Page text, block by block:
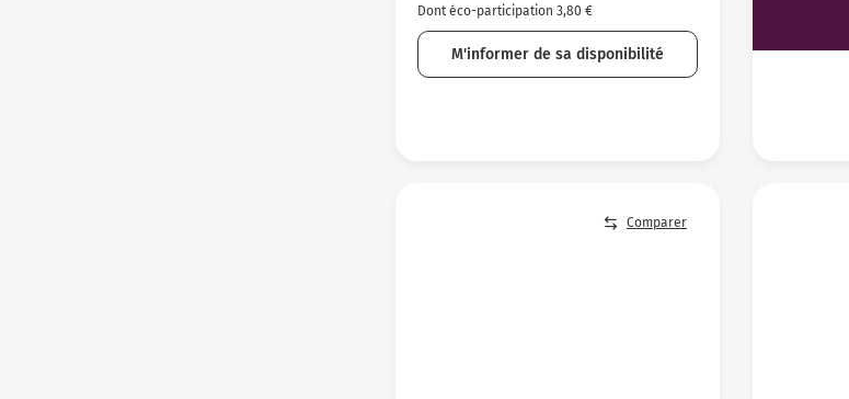
Dont éco-participation 3,80 €
M'informer de sa disponibilité
Comparer